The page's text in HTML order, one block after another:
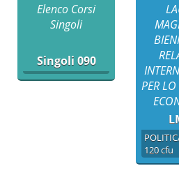
Elenco Corsi
Singoli
Singoli 090
PER
120 cfu